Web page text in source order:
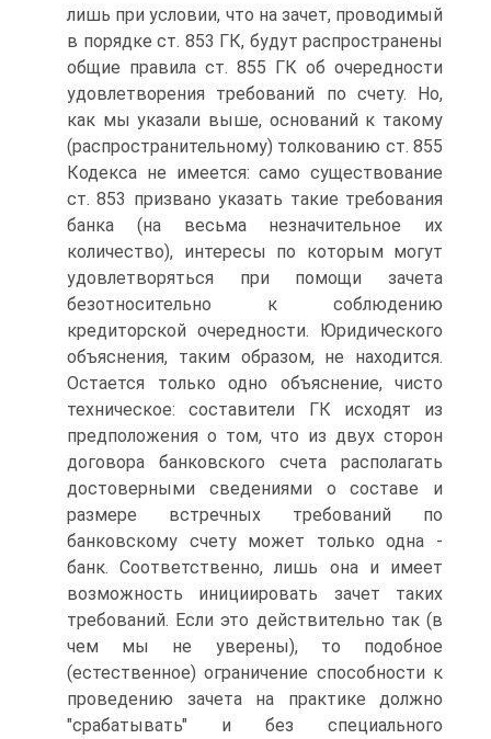
лишь при условии, что на зачет, проводимый
в порядке ст. 853 ГК, будут распространены
общие правила ст. 855 ГК об очередности
удовлетворения требований по счету. Но,
как мы указали выше, оснований к такому
(распространительному) толкованию ст. 855
Кодекса не имеется: само существование
ст. 853 призвано указать такие требования
банка (на весьма незначительное их
количество), интересы по которым могут
удовлетворяться при помощи зачета
безотносительно к соблюдению
кредиторской очередности. Юридического
объяснения, таким образом, не находится.
Остается только одно объяснение, чисто
техническое: составители ГК исходят из
предположения о том, что из двух сторон
договора банковского счета располагать
достоверными сведениями о составе и
размере встречных требований по
банковскому счету может только одна -
банк. Соответственно, лишь она и имеет
возможность инициировать зачет таких
требований. Если это действительно так (в
чем мы не уверены), то подобное
(естественное) ограничение способности к
проведению зачета на практике должно
"срабатывать" и без специального